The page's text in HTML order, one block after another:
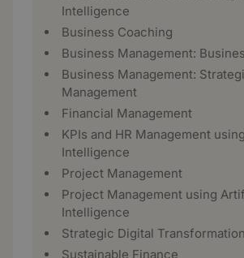
Intelligence
Business Coaching
Business Management:
Business Management:
Management
Financial Management
KPIs and HR Management
Intelligence
Project Management
Project Management using
Intelligence
Strategic Digital Transformation
Sustainable Finance